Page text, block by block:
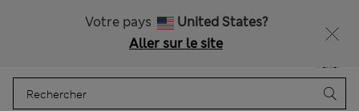
Votre pays
United States?
Aller sur le site
Panier